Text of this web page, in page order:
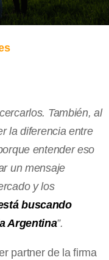
También, al
la diferencia entre
entender eso
un mensaje
y los
buscando
Argentina”.
partner de la firma